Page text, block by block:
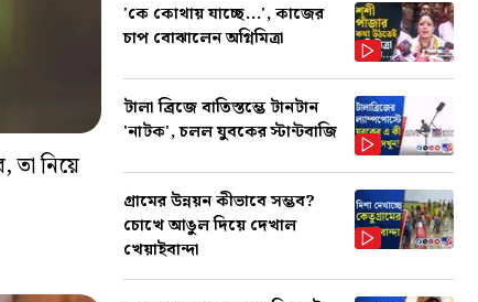
তা নিয়ে
'কে কোথায় যাচ্ছে...', কাজের
চাপ বোঝালেন অগ্নিমিত্রা
টালা ব্রিজে বাতিস্তম্ভে টানটান
'নাটক', চলল যুবকের স্টান্টবাজি
গ্রামের উন্নয়ন কীভাবে সম্ভব?
চোখে আঙুল দিয়ে দেখাল
খেয়াইবান্দা